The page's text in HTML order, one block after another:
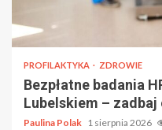
PROFILAKTYKA ZDROWIE
Bezpłatne badania
Lubelskiem –
Paulina Polak 1 sierpnia 2026